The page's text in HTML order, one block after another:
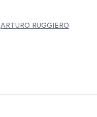
ARTURO RUGGIERO